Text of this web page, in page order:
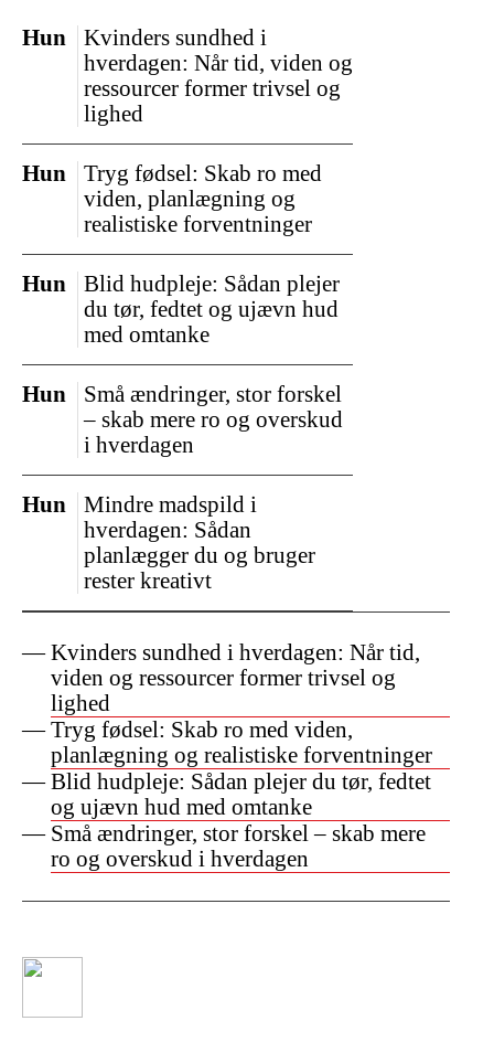
Kvinders sundhed i hverdagen: Når tid,
viden og ressourcer former trivsel og
lighed
Tryg fødsel: Skab ro med viden,
planlægning og realistiske forventninger
Blid hudpleje: Sådan plejer du tør, fedtet
og ujævn hud med omtanke
Små ændringer, stor forskel – skab mere
ro og overskud i hverdagen
Kvinders sundhed i
hverdagen: Når tid, viden og
ressourcer former trivsel og
lighed
Hun
Tryg fødsel: Skab ro med
viden, planlægning og
realistiske forventninger
Hun
Blid hudpleje: Sådan plejer
du tør, fedtet og ujævn hud
med omtanke
Hun
Små ændringer, stor forskel
– skab mere ro og overskud
i hverdagen
Hun
Mindre madspild i
hverdagen: Sådan
planlægger du og bruger
rester kreativt
Hun